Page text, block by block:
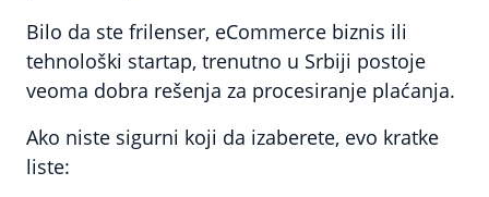
Bilo da ste frilenser, eCommerce biznis ili
tehnološki startap, trenutno u Srbiji postoje
veoma dobra rešenja za procesiranje plaćanja.
Ako niste sigurni koji da izaberete, evo kratke
liste: